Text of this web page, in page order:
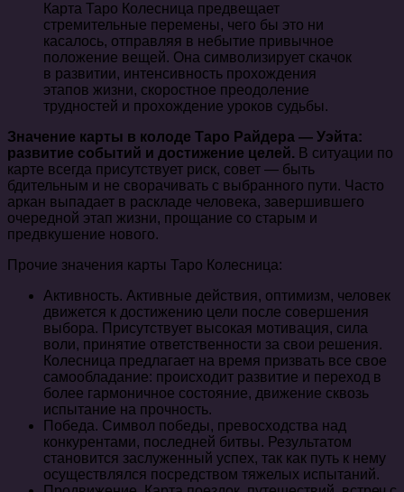
Карта Таро Колесница предвещает
стремительные перемены, чего бы это ни
касалось, отправляя в небытие привычное
положение вещей. Она символизирует скачок
в развитии, интенсивность прохождения
этапов жизни, скоростное преодоление
трудностей и прохождение уроков судьбы.
Значение карты в колоде Таро Райдера — Уэйта:
развитие событий и достижение целей. В ситуации по
карте всегда присутствует риск, совет — быть
бдительным и не сворачивать с выбранного пути. Часто
аркан выпадает в раскладе человека, завершившего
очередной этап жизни, прощание со старым и
предвкушение нового.
Прочие значения карты Таро Колесница:
Активность. Активные действия, оптимизм, человек
движется к достижению цели после совершения
выбора. Присутствует высокая мотивация, сила
воли, принятие ответственности за свои решения.
Колесница предлагает на время призвать все свое
самообладание: происходит развитие и переход в
более гармоничное состояние, движение сквозь
испытание на прочность.
Победа. Символ победы, превосходства над
конкурентами, последней битвы. Результатом
становится заслуженный успех, так как путь к нему
осуществлялся посредством тяжелых испытаний.